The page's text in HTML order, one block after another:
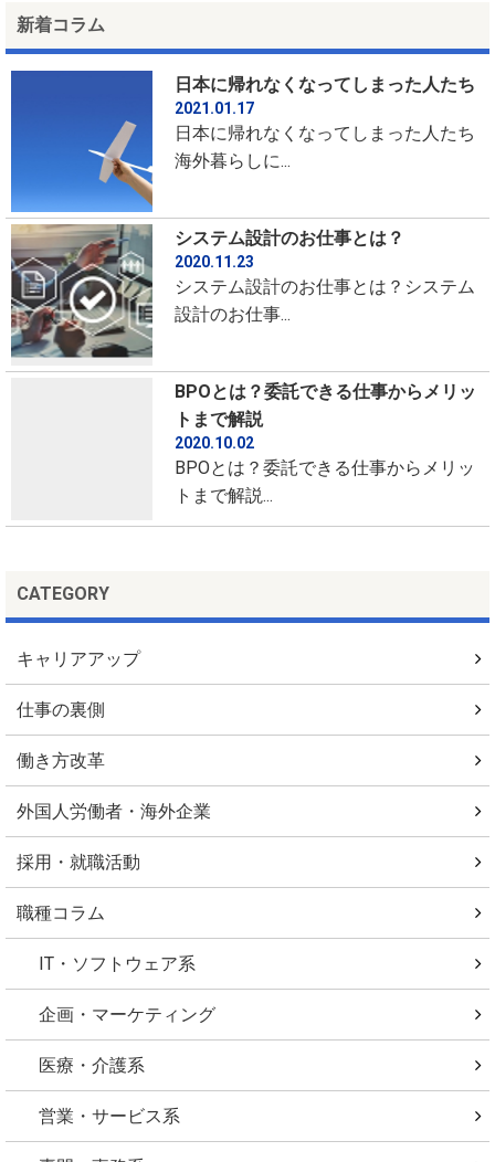
新着コラム
日本に帰れなくなってしまった人たち
2021.01.17
日本に帰れなくなってしまった人たち
海外暮らしに...
システム設計のお仕事とは？
2020.11.23
システム設計のお仕事とは？システム
設計のお仕事...
BPOとは？委託できる仕事からメリッ
トまで解説
2020.10.02
BPOとは？委託できる仕事からメリッ
トまで解説...
CATEGORY
キャリアアップ
仕事の裏側
働き方改革
外国人労働者・海外企業
採用・就職活動
職種コラム
IT・ソフトウェア系
企画・マーケティング
医療・介護系
営業・サービス系